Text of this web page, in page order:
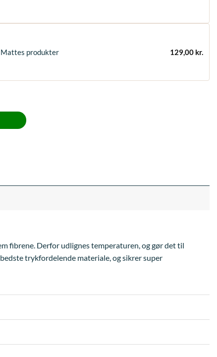
produkter 129,00 kr.
/ Natur Islænder str M antal
fibrene. Derfor udlignes temperaturen, og gør det til
trykfordelende materiale, og sikrer super